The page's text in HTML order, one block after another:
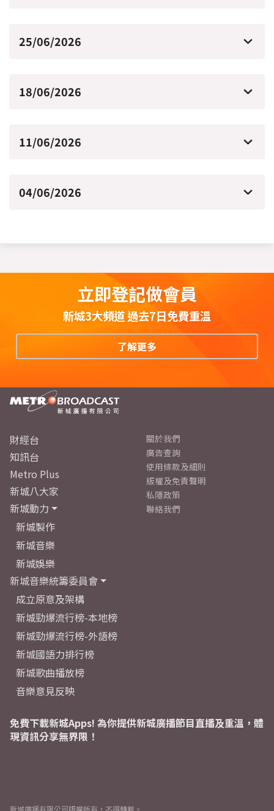
25/06/2026
18/06/2026
11/06/2026
04/06/2026
立即登記做會員
新城3大頻道 過去7日免費重溫
了解更多
財經台
知訊台
Metro Plus
新城八大家
新城動力
新城製作
新城音樂
新城娛樂
新城音樂統籌委員會
成立原意及架構
新城勁爆流行榜-本地榜
新城勁爆流行榜-外語榜
新城國語力排行榜
新城歌曲播放榜
音樂意見反映
關於我們
廣告查詢
使用條款及細則
版權及免責聲明
私隱政策
聯絡我們
免費下載新城Apps! 為你提供新城廣播節目直播及重溫，體
現資訊分享無界限！